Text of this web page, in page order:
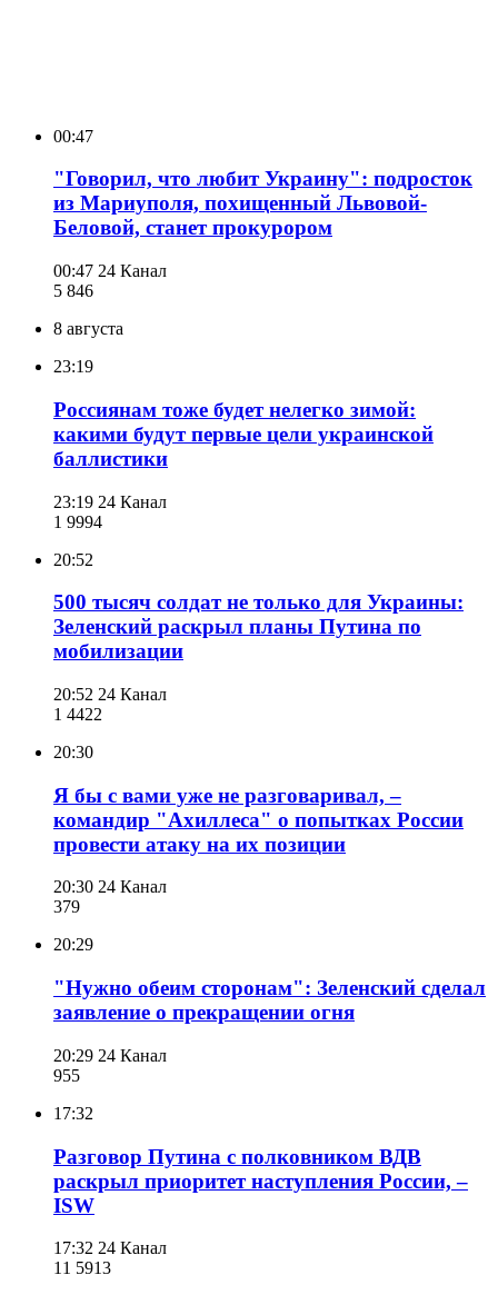
00:47
"Говорил, что любит Украину": подросток
из Мариуполя, похищенный Львовой-
Беловой, станет прокурором
00:47 24 Канал
5 846
8 августа
23:19
Россиянам тоже будет нелегко зимой:
какими будут первые цели украинской
баллистики
23:19 24 Канал
1 9994
20:52
500 тысяч солдат не только для Украины:
Зеленский раскрыл планы Путина по
мобилизации
20:52 24 Канал
1 4422
20:30
Я бы с вами уже не разговаривал, –
командир "Ахиллеса" о попытках России
провести атаку на их позиции
20:30 24 Канал
379
20:29
"Нужно обеим сторонам": Зеленский сделал
заявление о прекращении огня
20:29 24 Канал
955
17:32
Разговор Путина с полковником ВДВ
раскрыл приоритет наступления России, –
ISW
17:32 24 Канал
11 5913